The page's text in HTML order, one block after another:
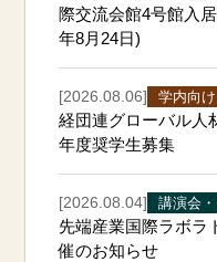
際交流会館4号館入
年8月24日)
[2026.08.06] 学内向
経団連グローバル人
年度奨学生募集
[2026.08.04] 講演会
先端産業国際ラボラ
催のお知らせ